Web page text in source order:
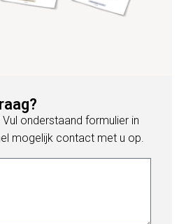
onderstaand formulier in
mogelijk contact met u op.